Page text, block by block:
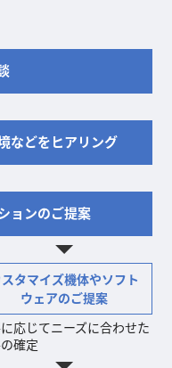
などをヒアリング
ョンのご提案
タマイズ機体やソフト
ウェアのご提案
応じてニーズに合わせた
確定